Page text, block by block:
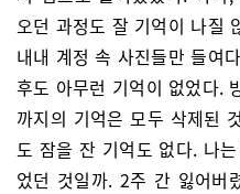
오던 과정도 잘 기억이 나질
내내 계정 속 사진들만 들여
후도 아무런 기억이 없었다.
까지의 기억은 모두 삭제된
도 잠을 잔 기억도 없다. 나
었던 것일까. 2주 간 잃어버